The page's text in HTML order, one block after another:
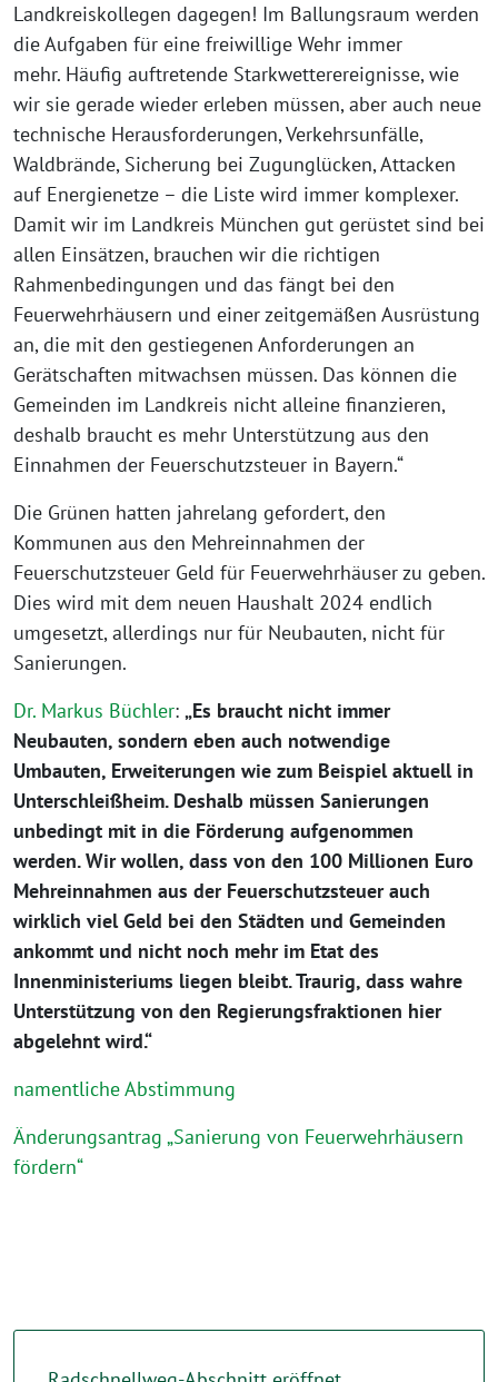
Landkreiskollegen dagegen! Im Ballungsraum werden
die Aufgaben für eine freiwillige Wehr immer
mehr. Häufig auftretende Starkwetterereignisse, wie
wir sie gerade wieder erleben müssen, aber auch neue
technische Herausforderungen, Verkehrsunfälle,
Waldbrände, Sicherung bei Zugunglücken, Attacken
auf Energienetze – die Liste wird immer komplexer.
Damit wir im Landkreis München gut gerüstet sind bei
allen Einsätzen, brauchen wir die richtigen
Rahmenbedingungen und das fängt bei den
Feuerwehrhäusern und einer zeitgemäßen Ausrüstung
an, die mit den gestiegenen Anforderungen an
Gerätschaften mitwachsen müssen. Das können die
Gemeinden im Landkreis nicht alleine finanzieren,
deshalb braucht es mehr Unterstützung aus den
Einnahmen der Feuerschutzsteuer in Bayern.“
Die Grünen hatten jahrelang gefordert, den
Kommunen aus den Mehreinnahmen der
Feuerschutzsteuer Geld für Feuerwehrhäuser zu geben.
Dies wird mit dem neuen Haushalt 2024 endlich
umgesetzt, allerdings nur für Neubauten, nicht für
Sanierungen.
Dr. Markus Büchler: „Es braucht nicht immer
Neubauten, sondern eben auch notwendige
Umbauten, Erweiterungen wie zum Beispiel aktuell in
Unterschleißheim. Deshalb müssen Sanierungen
unbedingt mit in die Förderung aufgenommen
werden. Wir wollen, dass von den 100 Millionen Euro
Mehreinnahmen aus der Feuerschutzsteuer auch
wirklich viel Geld bei den Städten und Gemeinden
ankommt und nicht noch mehr im Etat des
Innenministeriums liegen bleibt. Traurig, dass wahre
Unterstützung von den Regierungsfraktionen hier
abgelehnt wird.“
namentliche Abstimmung
Änderungsantrag „Sanierung von Feuerwehrhäusern
fördern“